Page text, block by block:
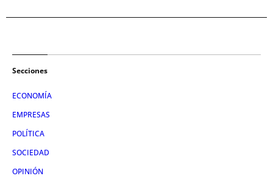
Secciones
ECONOMÍA
EMPRESAS
POLÍTICA
SOCIEDAD
OPINIÓN